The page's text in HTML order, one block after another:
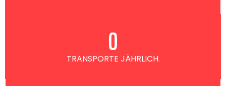
TRANSPORTE JÄHRLICH.
0